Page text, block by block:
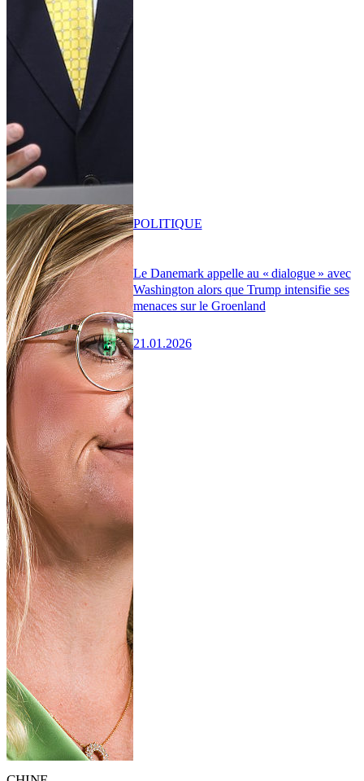
Le Danemark appelle au « dialogue » avec
Washington alors que Trump intensifie ses
menaces sur le Groenland
21.01.2026
POLITIQUE